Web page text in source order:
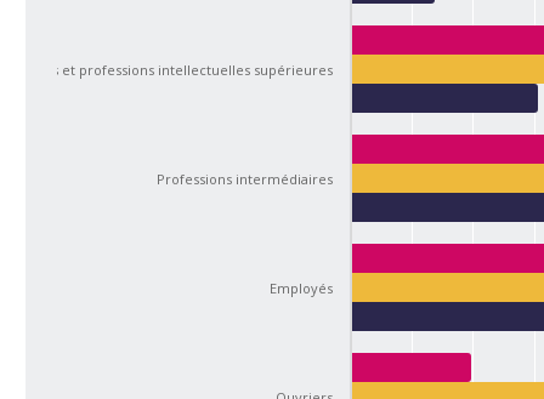
Cadres et professions intellectuelles supérieures
Professions intermédiaires
Employés